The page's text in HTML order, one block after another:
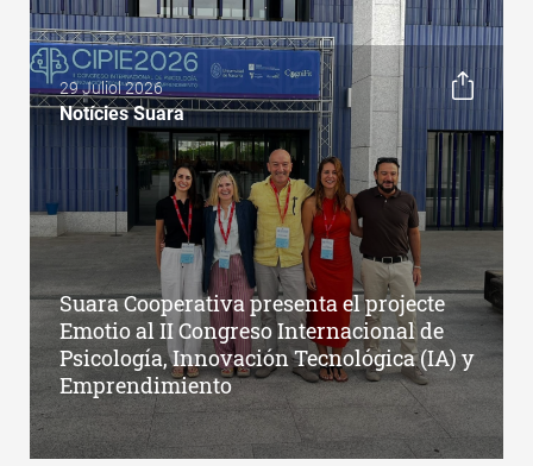
29 Juliol 2026
Notícies Suara
Suara Cooperativa presenta el projecte
Emotio al II Congreso Internacional de
Psicología, Innovación Tecnológica (IA) y
Emprendimiento